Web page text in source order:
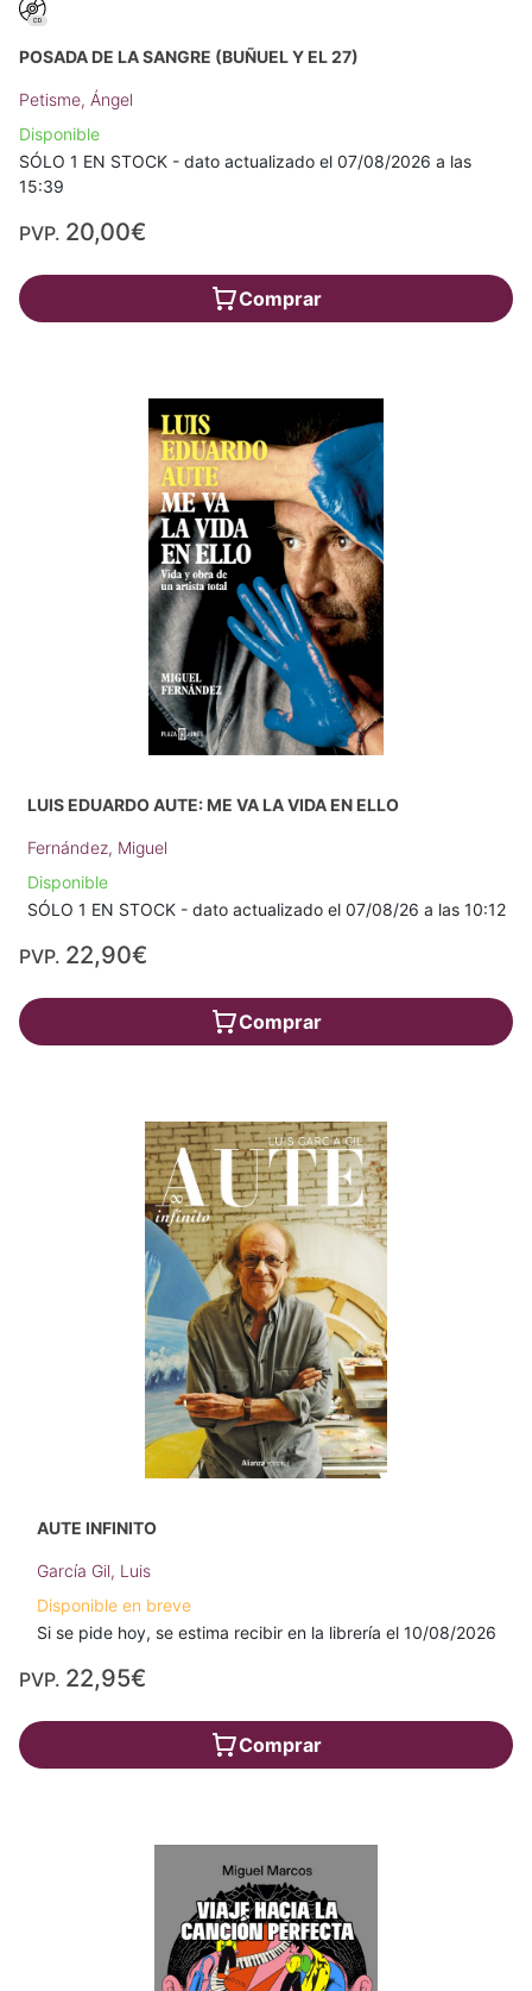
POSADA DE LA SANGRE (BUÑUEL Y EL 27)
Petisme, Ángel
Disponible
SÓLO 1 EN STOCK - dato actualizado el 07/08/2026 a las
15:39
PVP. 20,00€
Comprar
LUIS EDUARDO AUTE: ME VA LA VIDA EN ELLO
Fernández, Miguel
Disponible
SÓLO 1 EN STOCK - dato actualizado el 07/08/26 a las 10:12
PVP. 22,90€
Comprar
AUTE INFINITO
García Gil, Luis
Disponible en breve
Si se pide hoy, se estima recibir en la librería el 10/08/2026
PVP. 22,95€
Comprar